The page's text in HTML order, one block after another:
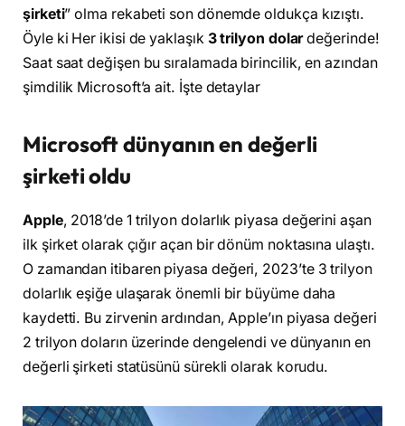
şirketi” olma rekabeti son dönemde oldukça kızıştı.
Öyle ki Her ikisi de yaklaşık 3 trilyon dolardeğerinde!
Saat saat değişen bu sıralamada birincilik, en azından
şimdilik Microsoft’a ait. İşte detaylar
Microsoft dünyanın en değerli
şirketi oldu
Apple, 2018’de 1 trilyon dolarlık piyasa değerini aşan
ilk şirket olarak çığır açan bir dönüm noktasına ulaştı.
O zamandan itibaren piyasa değeri, 2023’te 3 trilyon
dolarlık eşiğe ulaşarak önemli bir büyüme daha
kaydetti. Bu zirvenin ardından, Apple’ın piyasa değeri
2 trilyon doların üzerinde dengelendi ve dünyanın en
değerli şirketi statüsünü sürekli olarak korudu.